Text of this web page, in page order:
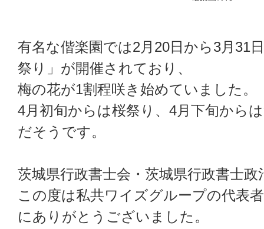
有名な偕楽園では2月20日から3月31
祭り」が開催されており、
梅の花が1割程咲き始めていました。
4月初旬からは桜祭り、4月下旬から
だそうです。
茨城県行政書士会・茨城県行政書士政
この度は私共ワイズグループの代表
にありがとうございました。